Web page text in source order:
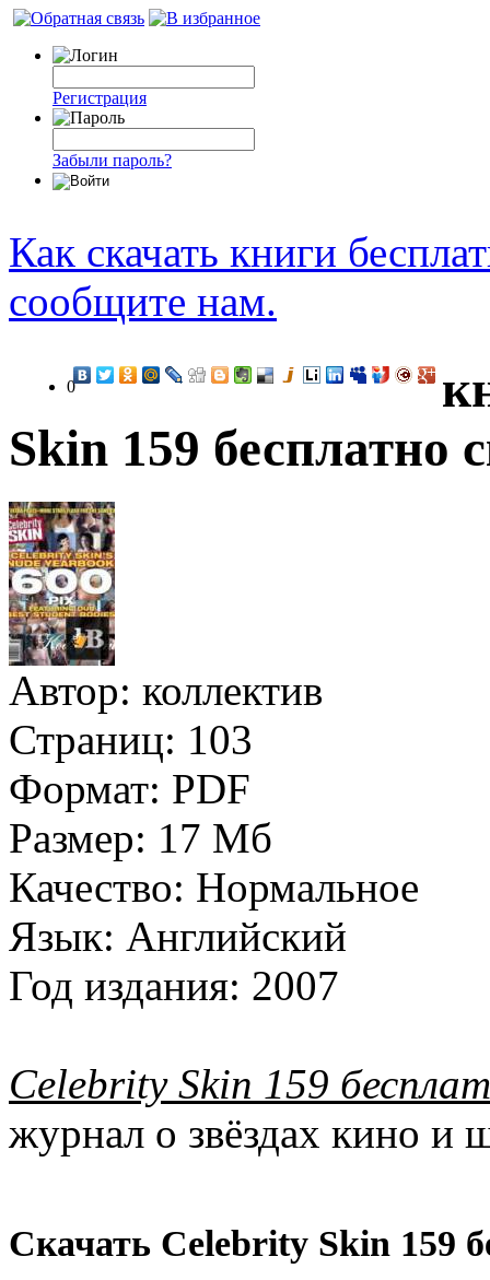
Регистрация
Забыли пароль?
Как скачать книги
сообщите нам.
0
Skin 159 бесплатно
Автор: коллектив
Страниц: 103
Формат: PDF
Размер: 17 Мб
Качество: Нормальное
Язык: Английский
Год издания: 2007
Celebrity Skin 159
журнал о звёздах кино и
Скачать Celebrity Skin 159